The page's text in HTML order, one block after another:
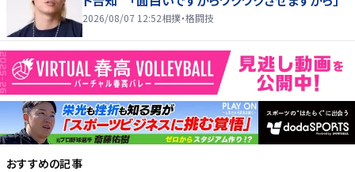
2026/08/07 12:52相撲・格闘技
おすすめの記事